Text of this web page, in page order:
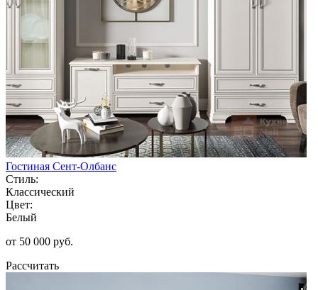
Гостиная Сент-Олбанс
Стиль:
Классический
Цвет:
Белый
от 50 000 руб.
Рассчитать